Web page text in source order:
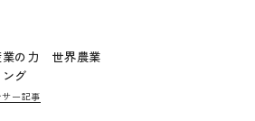
業の力 世界農業
グ
ー記事